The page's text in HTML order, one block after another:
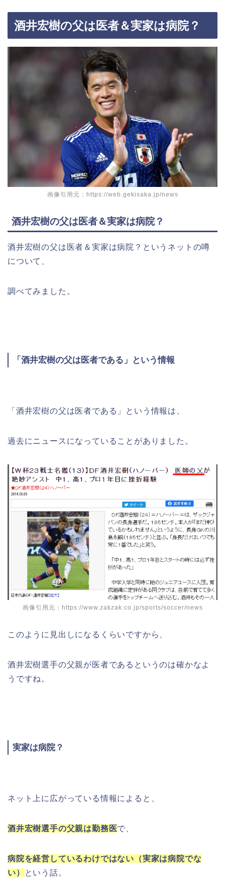
酒井宏樹の父は医者＆実家は病院？
画像引用元：https://web.gekisaka.jp/news
酒井宏樹の父は医者＆実家は病院？
酒井宏樹の父は医者＆実家は病院？というネットの噂
について、
調べてみました。
「酒井宏樹の父は医者である」という情報
「酒井宏樹の父は医者である」という情報は、
過去にニュースになっていることがありました。
画像引用元：https://www.zakzak.co.jp/sports/soccer/news
このように見出しになるくらいですから、
酒井宏樹選手の父親が医者であるというのは確かなよ
うですね。
実家は病院？
ネット上に広がっている情報によると、
酒井宏樹選手の父親は勤務医で、
病院を経営しているわけではない（実家は病院でな
い）
という話。